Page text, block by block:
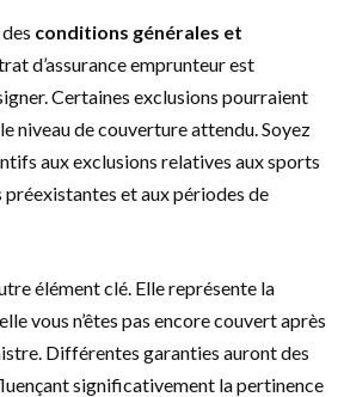
conditions générales et
d’assurance emprunteur est
Certaines exclusions pourraient
niveau de couverture attendu. Soyez
aux exclusions relatives aux sports
préexistantes et aux périodes de
élément clé. Elle représente la
vous n’êtes pas encore couvert après
Différentes garanties auront des
significativement la pertinence